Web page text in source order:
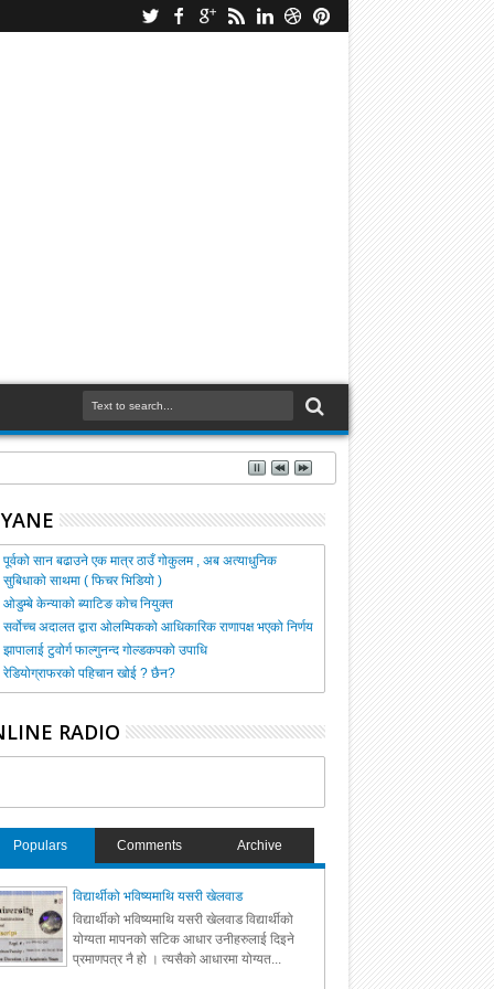
पूर्वको सान बढाउने एक मात्र ठाउँ गोकुलम , अब अत्याधुनिक
सुबिधाको साथमा ( फिचर भिडियो )
ओडुम्बे केन्याको ब्याटिङ कोच नियुक्त
सर्वोच्च अदालत द्वारा ओलम्पिकको आधिकारिक राणापक्ष भएको निर्णय
झापालाई टुवोर्ग फाल्गुनन्द गोल्डकपको उपाधि
रेडियोग्राफरको पहिचान खोई ? छैन?
RADIO
Populars Comments Archive
विद्यार्थीको भविष्यमाथि यसरी खेलवाड
विद्यार्थीको भविष्यमाथि यसरी खेलवाड विद्यार्थीको
योग्यता मापनको सटिक आधार उनीहरुलाई दिइने
प्रमाणपत्र नै हो । त्यसैको आधारमा योग्यत...